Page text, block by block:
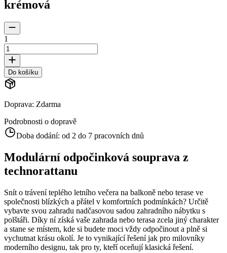
krémová
1
Do košíku
Doprava: Zdarma
Podrobnosti o dopravě
Doba dodání: od 2 do 7 pracovních dnů
Modulární odpočinková souprava z
technorattanu
Snít o trávení teplého letního večera na balkoně nebo terase ve
společnosti blízkých a přátel v komfortních podmínkách? Určitě
vybavte svou zahradu nadčasovou sadou zahradního nábytku s
polštáři. Díky ní získá vaše zahrada nebo terasa zcela jiný charakter
a stane se místem, kde si budete moci vždy odpočinout a plně si
vychutnat krásu okolí. Je to vynikající řešení jak pro milovníky
moderního designu, tak pro ty, kteří oceňují klasická řešení.